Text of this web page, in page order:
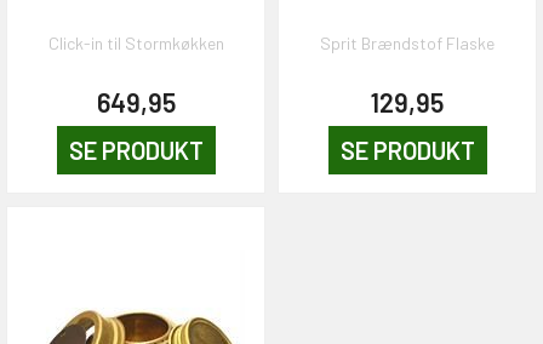
Click-in til Stormkøkken
649,95
SE PRODUKT
Sprit Brændstof Flaske
129,95
SE PRODUKT